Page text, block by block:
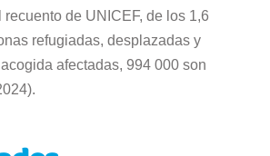
recuento de UNICEF, de los 1,6
refugiadas, desplazadas y
afectadas, 994 000 son